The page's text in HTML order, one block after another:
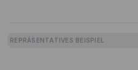
REPRÄSENTATIVES BEISPIEL